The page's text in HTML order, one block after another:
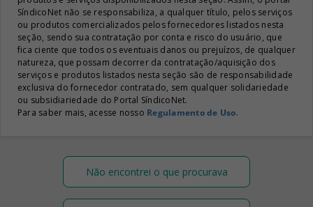
SíndicoNet não se responsabiliza, a qualquer título, pelos serviços
ou produtos comercializados pelos fornecedores listados nesta
seção, sendo sua contratação por conta e risco do usuário, que
fica ciente que todos os eventuais danos ou prejuízos, de qualquer
natureza, que possam decorrer da contratação/aquisição dos
serviços e produtos listados nesta seção são de responsabilidade
exclusiva do fornecedor contratado, sem qualquer solidariedade
ou subsidiariedade do Portal SíndicoNet.
Para saber mais, acesse nosso Regulamento de Uso.
Não encontrei o que procurava